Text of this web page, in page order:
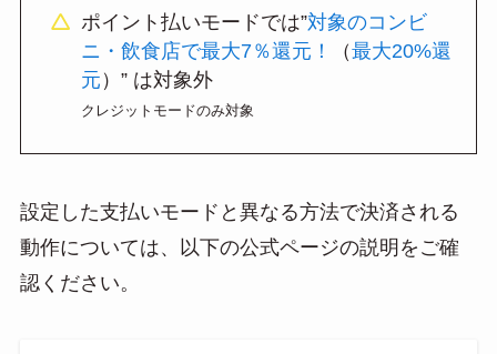
ポイント払いモードでは”対象のコンビ
ニ・飲食店で最大7％還元！
（最大20%還
元 ）” は対象外
クレジットモードのみ対象
設定した支払いモードと異なる方法で決済される
動作については、以下の公式ページの説明をご確
認ください。